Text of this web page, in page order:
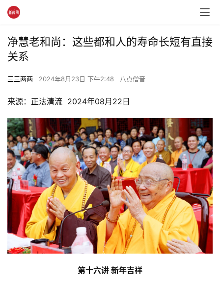
净慧老和尚：这些都和人的寿命长短有直接
关系
三三两两 2024年8月23日 下午2:48 八点僧音
来源：正法清流  2024年08月22日
第十六讲 新年吉祥